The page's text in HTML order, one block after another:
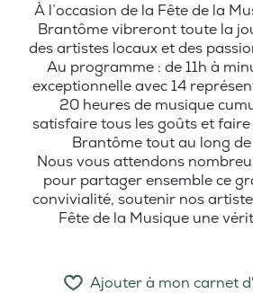
À l’occasion de la Fête de la
Brantôme vibreront toute la
des artistes locaux et des
Au programme : de 11h à
exceptionnelle avec 14
20 heures de musique
satisfaire tous les goûts et
Brantôme tout au long
Nous vous attendons
pour partager ensemble ce
convivialité, soutenir nos
Fête de la Musique une
Ajouter à mon carnet